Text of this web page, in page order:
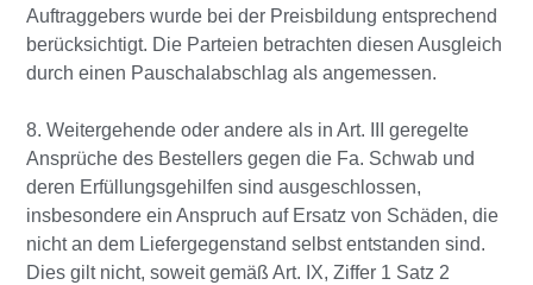
Auftraggebers wurde bei der Preisbildung entsprechend
berücksichtigt. Die Parteien betrachten diesen Ausgleich
durch einen Pauschalabschlag als angemessen.
8. Weitergehende oder andere als in Art. III geregelte
Ansprüche des Bestellers gegen die Fa. Schwab und
deren Erfüllungsgehilfen sind ausgeschlossen,
insbesondere ein Anspruch auf Ersatz von Schäden, die
nicht an dem Liefergegenstand selbst entstanden sind.
Dies gilt nicht, soweit gemäß Art. IX, Ziffer 1 Satz 2